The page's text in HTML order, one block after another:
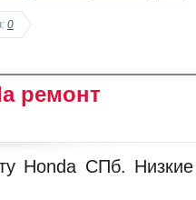
0
ремонт
Honda СПб.